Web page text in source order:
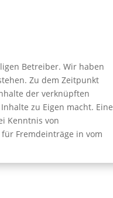
Betreiber. Wir haben
Zu dem Zeitpunkt
der verknüpften
zu Eigen macht. Eine
Kenntnis von
Fremdeinträge in vom